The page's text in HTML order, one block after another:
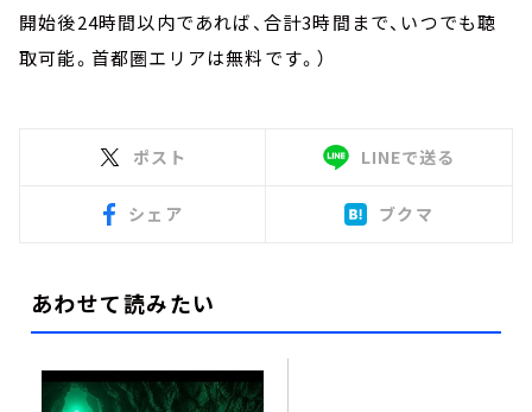
開始後24時間以内であれば、合計3時間まで、いつでも聴
取可能。首都圏エリアは無料です。）
ポスト LINEで送る
シェア ブクマ
あわせて読みたい